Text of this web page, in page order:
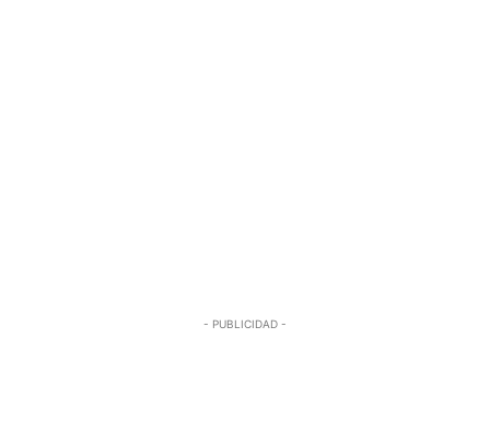
- PUBLICIDAD -